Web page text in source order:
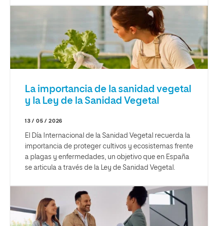
La importancia de la sanidad vegetal
y la Ley de la Sanidad Vegetal
13 / 05 / 2026
El Día Internacional de la Sanidad Vegetal recuerda la
importancia de proteger cultivos y ecosistemas frente
a plagas y enfermedades, un objetivo que en España
se articula a través de la Ley de Sanidad Vegetal.